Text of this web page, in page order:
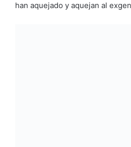
han aquejado y aquejan al